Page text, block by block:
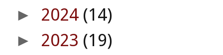
► 2024 (14)
► 2023 (19)